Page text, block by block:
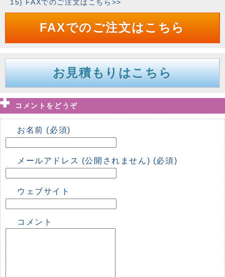
15) FAXでのご注文はこちら>>
FAXでのご注文はこちら
お見積もりはこちら
コメントをどうぞ
お名前 (必須)
メールアドレス (公開されません) (必須)
ウェブサイト
コメント